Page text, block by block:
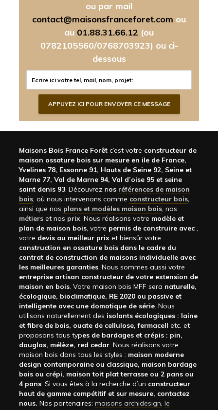
ou par mail
contact@maisonsfranceforet.com ou
au 01.88.31.66.12 (ou
0782105560/0768703923) ou ci-
dessous
Maisons Bois France Forêt c’est votre constructeur de
maison ossature bois sur mesure en ile de France,
Yvelines 78, Essonne 91, Hauts de Seine 92, Seine et
Marne 77, Val de Marne 94, Val d’oise 95 et seine
saint denis 93. Découvrez nos références de maison
bois, où nous intervenons comme constructeur bois,
ainsi que nos plans et modèles maison bois, nos
métiers et nos prix. Nous réalisons votre modèle et
plan de maison bois, votre permis de construire avec ,
votre devis au meilleur prix et biensûr votre
construction en ossature bois dans le cadre du
contrat de construction de maisons individuelle avec
les meilleures garanties. Nous sommes aussi votre
entreprise artisan constructeur de votre extension de
maison en bois. Votre maison bois MFF sera naturelle,
écologique, bioclimatique, RE 2020 ou passive et
intelligente avec une domotique de série. Nous
utilisons naturellement des isolants écologiques : laine
et fibre de bois, ouate de cellulose, fermacell etc. et
proposons tous types de bardages et crépis : pin,
douglas, mélèze, red cedar. Nous réalisons votre
maison bois dans tous les styles : maison moderne
design contemporaine ou classique, maison bardage
bois ou crépi, maison toit plat terrasse ou 2 pans ou
4 pans. Si vous êtes à la recherche d’un constructeur
haut de gamme compétitif et sur mesure, contactez
nous. Nos partenaires: maisons archidesign, le